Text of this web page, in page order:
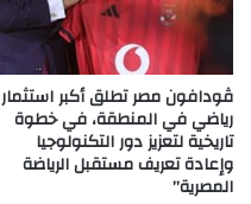
ڤودافون مصر تطلق أكبر استثمار
رياضي في المنطقة، في خطوة
تاريخية لتعزيز دور التكنولوجيا
وإعادة تعريف مستقبل الرياضة
المصرية”